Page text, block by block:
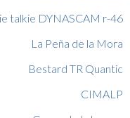
talkie DYNASCAM r-46
La Peña de la Mora
Bestard TR Quantic
CIMALP